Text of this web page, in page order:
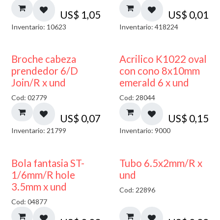
US$ 1,05
Inventario: 10623
US$ 0,01
Inventario: 418224
Broche cabeza
prendedor 6/D
Join/R x und
Cod: 02779
US$ 0,07
Inventario: 21799
Acrilico K1022 oval
con cono 8x10mm
emerald 6 x und
Cod: 28044
US$ 0,15
Inventario: 9000
Bola fantasia ST-
1/6mm/R hole
3.5mm x und
Cod: 04877
Tubo 6.5x2mm/R x
und
Cod: 22896